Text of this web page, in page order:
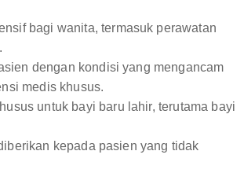
bagi wanita, termasuk perawatan
dengan kondisi yang mengancam
medis khusus.
untuk bayi baru lahir, terutama bayi
kepada pasien yang tidak